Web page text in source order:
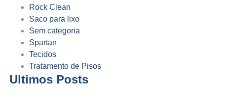
Rock Clean
Saco para lixo
Sem categoria
Spartan
Tecidos
Tratamento de Pisos
Ultimos Posts